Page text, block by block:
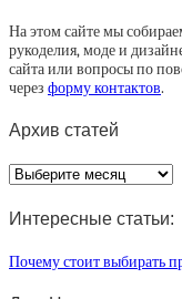
На этом сайте мы
рукоделия, моде и
сайта или вопросы по
через форму контактов.
Архив статей
Архив
статей
Интересные статьи:
Почему стоит выбирать